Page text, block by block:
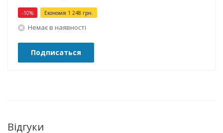
-10% Економія 1 248 грн.
Немає в наявності
Подписаться
Відгуки